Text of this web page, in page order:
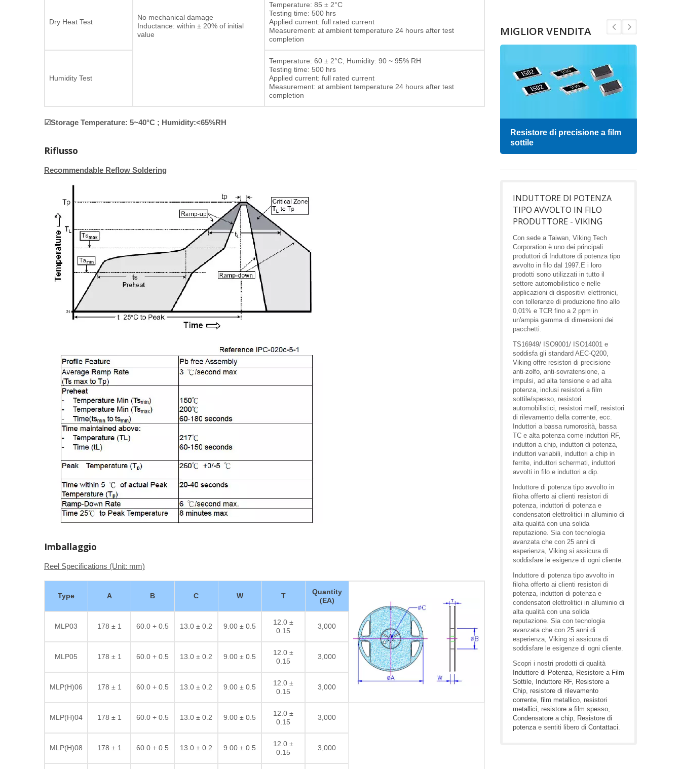
No mechanical damage
Inductance: within ± 20% of initial
value
Dry Heat Test
Temperature: 85 ± 2°C
Testing time: 500 hrs
Applied current: full rated current
Measurement: at ambient temperature 24 hours after test
completion
Humidity Test
Temperature: 60 ± 2°C, Humidity: 90 ~ 95% RH
Testing time: 500 hrs
Applied current: full rated current
Measurement: at ambient temperature 24 hours after test
completion
☑Storage Temperature: 5~40°C ; Humidity:<65%RH
Riflusso
Recommendable Reflow Soldering
Imballaggio
Reel Specifications (Unit: mm)
Type A B C W T
Quantity
(EA)
MLP03 178 ± 1 60.0 + 0.5 13.0 ± 0.2 9.00 ± 0.5
12.0 ±
0.15
3,000
MLP05 178 ± 1 60.0 + 0.5 13.0 ± 0.2 9.00 ± 0.5
12.0 ±
0.15
3,000
MLP(H)06 178 ± 1 60.0 + 0.5 13.0 ± 0.2 9.00 ± 0.5
12.0 ±
0.15
3,000
MLP(H)04 178 ± 1 60.0 + 0.5 13.0 ± 0.2 9.00 ± 0.5
12.0 ±
0.15
3,000
MLP(H)08 178 ± 1 60.0 + 0.5 13.0 ± 0.2 9.00 ± 0.5
12.0 ±
0.15
3,000
MIGLIOR VENDITA
Resistore di precisione a film
sottile
INDUTTORE DI POTENZA
TIPO AVVOLTO IN FILO
PRODUTTORE - VIKING
Con sede a Taiwan, Viking Tech
Corporation è uno dei principali
produttori di Induttore di potenza tipo
avvolto in filo dal 1997.E i loro
prodotti sono utilizzati in tutto il
settore automobilistico e nelle
applicazioni di dispositivi elettronici,
con tolleranze di produzione fino allo
0,01% e TCR fino a 2 ppm in
un'ampia gamma di dimensioni dei
pacchetti.
TS16949/ ISO9001/ ISO14001 e
soddisfa gli standard AEC-Q200,
Viking offre resistori di precisione
anti-zolfo, anti-sovratensione, a
impulsi, ad alta tensione e ad alta
potenza, inclusi resistori a film
sottile/spesso, resistori
automobilistici, resistori melf, resistori
di rilevamento della corrente, ecc.
Induttori a bassa rumorosità, bassa
TC e alta potenza come induttori RF,
induttori a chip, induttori di potenza,
induttori variabili, induttori a chip in
ferrite, induttori schermati, induttori
avvolti in filo e induttori a dip.
Induttore di potenza tipo avvolto in
filoha offerto ai clienti resistori di
potenza, induttori di potenza e
condensatori elettrolitici in alluminio di
alta qualità con una solida
reputazione. Sia con tecnologia
avanzata che con 25 anni di
esperienza, Viking si assicura di
soddisfare le esigenze di ogni cliente.
Induttore di potenza tipo avvolto in
filoha offerto ai clienti resistori di
potenza, induttori di potenza e
condensatori elettrolitici in alluminio di
alta qualità con una solida
reputazione. Sia con tecnologia
avanzata che con 25 anni di
esperienza, Viking si assicura di
soddisfare le esigenze di ogni cliente.
Scopri i nostri prodotti di qualità
Induttore di Potenza, Resistore a Film
Sottile, Induttore RF, Resistore a
Chip, resistore di rilevamento
corrente, film metallico, resistori
metallici, resistore a film spesso,
Condensatore a chip, Resistore di
potenzae sentiti libero di Contattaci.